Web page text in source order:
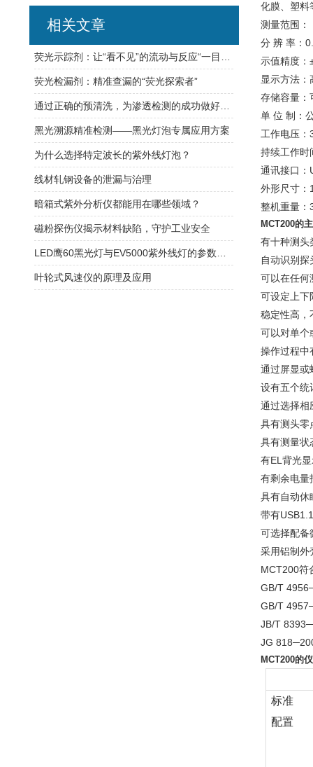
化膜、塑料
测量范围：
分 辨 率：
示值精度：
显示方法：
存储容量：
单 位 制：
工作电压：
持续工作时
通讯接口：
外形尺寸
整机重量：
MCT200的
有十种测头
自动识别探
可以在任何
可设定上下
稳定性高，
可以对单个
操作过程中
通过屏显或
设有五个统
通过选择相
具有测头零
具有测量状
有EL背光
有剩余电量
具有自动休
带有
可选择配备
采用铝制外
MCT200符
GB/T
GB/T
JB/T
JG
MCT200的
标准
配置
相关文章
荧光检漏剂：精准查漏的“荧光探索者”
黑光溯源精准检测——黑光灯泡专属应用方案
为什么选择特定波长的紫外线灯泡？
线材轧钢设备的泄漏与治理
暗箱式紫外分析仪都能用在哪些领域？
磁粉探伤仪揭示材料缺陷，守护工业安全
叶轮式风速仪的原理及应用